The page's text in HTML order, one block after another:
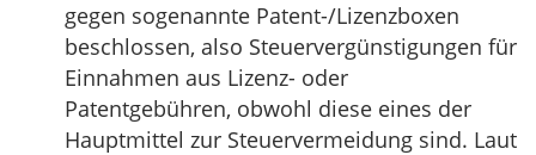
gegen sogenannte Patent-/Lizenzboxen
beschlossen, also Steuervergünstigungen für
Einnahmen aus Lizenz- oder
Patentgebühren, obwohl diese eines der
Hauptmittel zur Steuervermeidung sind. Laut